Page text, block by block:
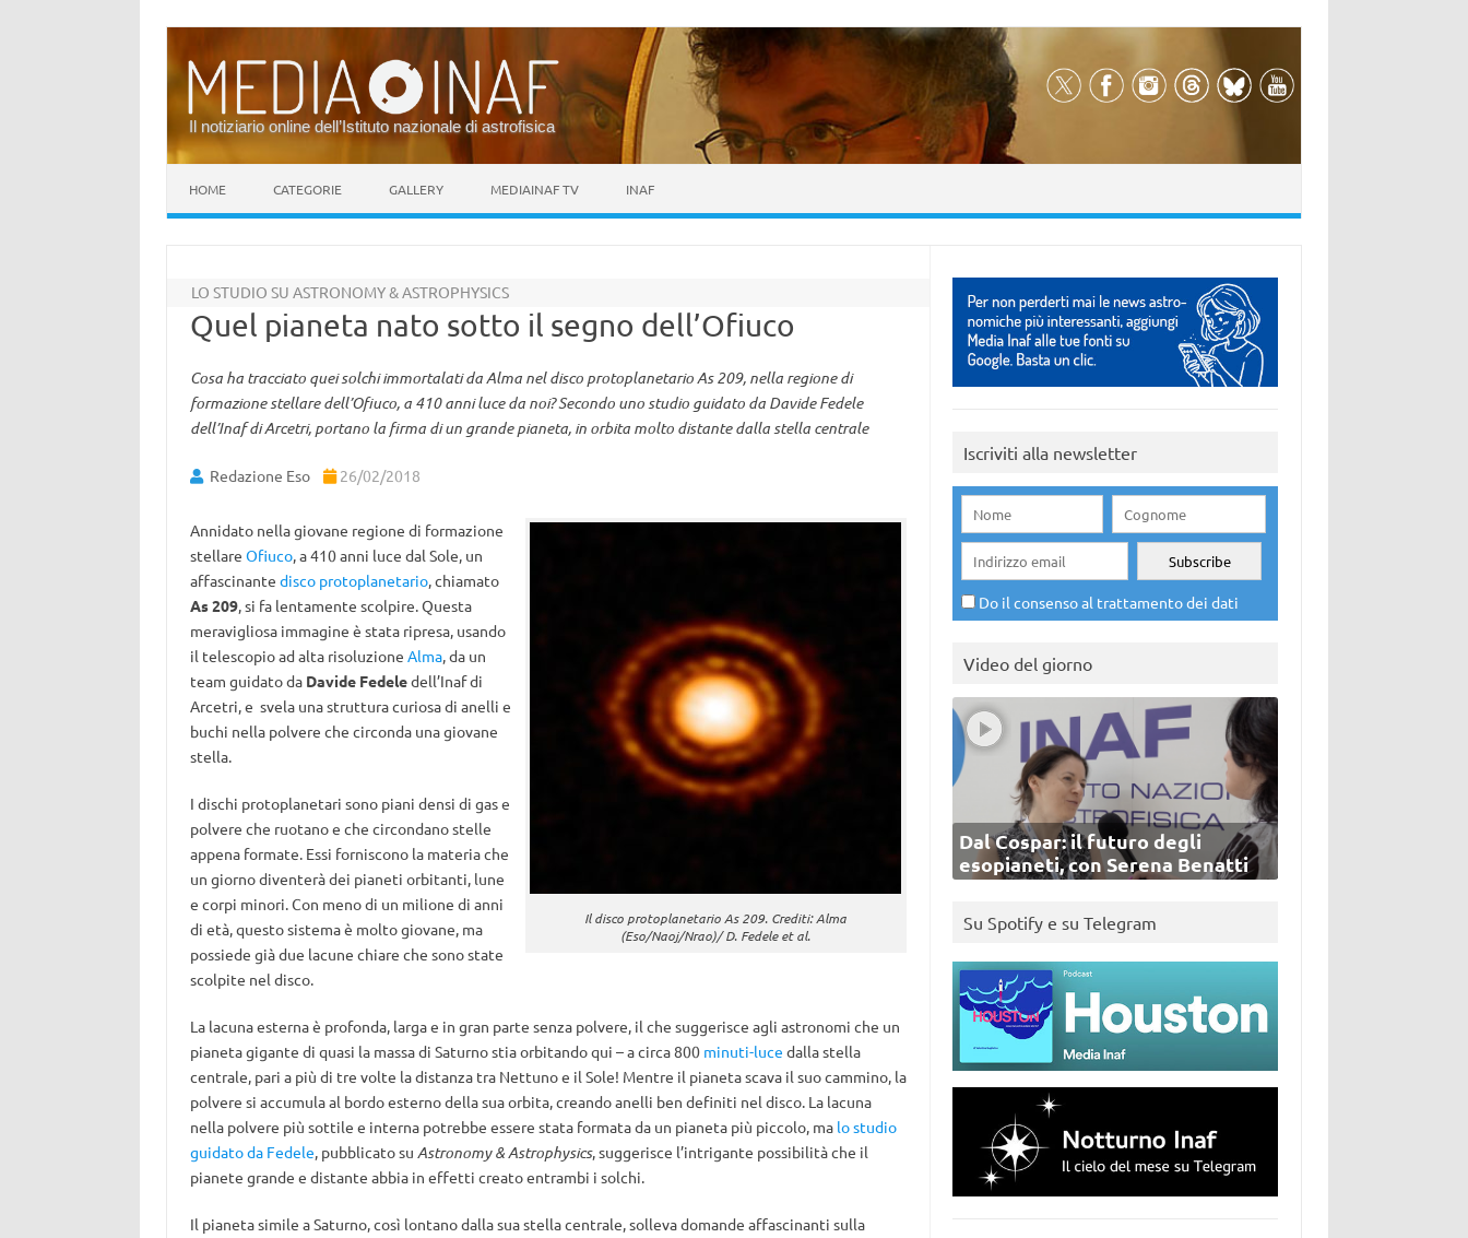
Il notiziario online dell’Istituto nazionale di astrofisica
HOME CATEGORIE GALLERY MEDIAINAF TV INAF
LO STUDIO SU ASTRONOMY & ASTROPHYSICS
Quel pianeta nato sotto il segno dell’Ofiuco
Cosa ha tracciato quei solchi immortalati da Alma nel disco protoplanetario As 209, nella regione di
formazione stellare dell’Ofiuco, a 410 anni luce da noi? Secondo uno studio guidato da Davide Fedele
dell’Inaf di Arcetri, portano la firma di un grande pianeta, in orbita molto distante dalla stella centrale
Redazione Eso 26/02/2018
Il disco protoplanetario As 209. Crediti: Alma
(Eso/Naoj/Nrao)/ D. Fedele et al.
Annidato nella giovane regione di formazione
stellare Ofiuco, a 410 anni luce dal Sole, un
affascinante disco protoplanetario, chiamato
As 209, si fa lentamente scolpire. Questa
meravigliosa immagine è stata ripresa, usando
il telescopio ad alta risoluzione Alma, da un
team guidato da Davide Fedeledell’Inaf di
Arcetri, e svela una struttura curiosa di anelli e
buchi nella polvere che circonda una giovane
stella.
I dischi protoplanetari sono piani densi di gas e
polvere che ruotano e che circondano stelle
appena formate. Essi forniscono la materia che
un giorno diventerà dei pianeti orbitanti, lune
e corpi minori. Con meno di un milione di anni
di età, questo sistema è molto giovane, ma
possiede già due lacune chiare che sono state
scolpite nel disco.
La lacuna esterna è profonda, larga e in gran parte senza polvere, il che suggerisce agli astronomi che un
pianeta gigante di quasi la massa di Saturno stia orbitando qui – a circa 800 minuti-luce dalla stella
centrale, pari a più di tre volte la distanza tra Nettuno e il Sole! Mentre il pianeta scava il suo cammino, la
polvere si accumula al bordo esterno della sua orbita, creando anelli ben definiti nel disco. La lacuna
nella polvere più sottile e interna potrebbe essere stata formata da un pianeta più piccolo, ma lo studio
guidato da Fedele, pubblicato su Astronomy & Astrophysics, suggerisce l’intrigante possibilità che il
pianete grande e distante abbia in effetti creato entrambi i solchi.
Il pianeta simile a Saturno, così lontano dalla sua stella centrale, solleva domande affascinanti sulla
Iscriviti alla newsletter
Do il consenso al trattamento dei dati
Video del giorno
Dal Cospar: il futuro degli
esopianeti, con Serena Benatti
Su Spotify e su Telegram